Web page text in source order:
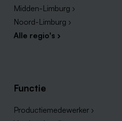
Midden-Limburg ›
Noord-Limburg ›
Alle regio's ›
Functie
Productiemedewerker ›